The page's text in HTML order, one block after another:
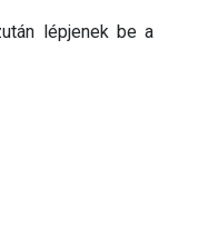
lépjenek be a